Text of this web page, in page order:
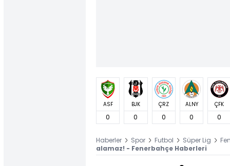
ASF
0
BJK
0
ÇRZ
0
ALNY
0
ÇFK
0
Haberler Spor Futbol Süper Lig
alamaz! - Fenerbahçe Haberleri